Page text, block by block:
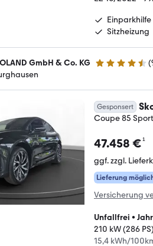
Einparkhilfe
Sitzheizung
GmbH & Co. KG 4.7 Sterne (
Gesponsert
Coupe 85
47.458 €¹
ggf. zzgl.
Lieferung
Versicherung
Unfallfrei •
210 kW (286 PS)
15,4 kWh/